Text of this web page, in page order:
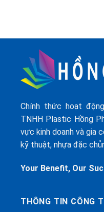
Chính thức hoạt
TNHH Plastic Hồng
vực kinh doanh và gia
kỹ thuật, nhựa đặc
Your Benefit, Our
THÔNG TIN CÔNG